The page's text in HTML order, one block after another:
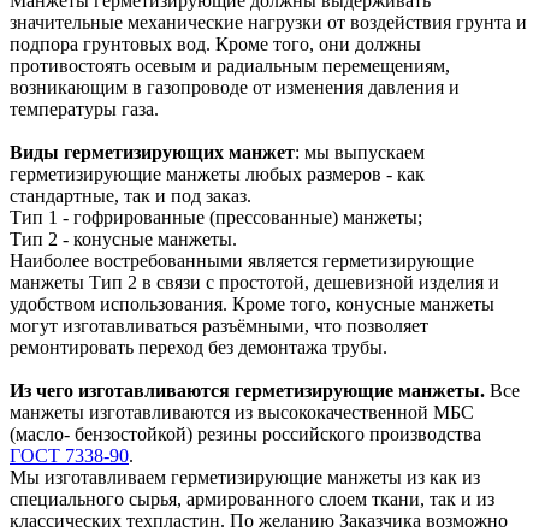
значительные механические нагрузки от воздействия грунта и
подпора грунтовых вод. Кроме того, они должны
противостоять осевым и радиальным перемещениям,
возникающим в газопроводе от изменения давления и
температуры газа.
Виды герметизирующих манжет: мы выпускаем
герметизирующие манжеты любых размеров - как
стандартные, так и под заказ.
Тип 1 - гофрированные (прессованные) манжеты;
Тип 2 - конусные манжеты.
Наиболее востребованными является герметизирующие
манжеты Тип 2 в связи с простотой, дешевизной изделия и
удобством использования. Кроме того, конусные манжеты
могут изготавливаться разъёмными, что позволяет
ремонтировать переход без демонтажа трубы.
Из чего изготавливаются герметизирующие манжеты. Все
манжеты изготавливаются из высококачественной МБС
(масло- бензостойкой) резины российского производства
ГОСТ 7338-90.
Мы изготавливаем герметизирующие манжеты из как из
специального сырья, армированного слоем ткани, так и из
классических техпластин. По желанию Заказчика возможно